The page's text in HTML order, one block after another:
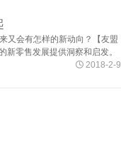
又会有怎样的新动向？【友盟
零售发展提供洞察和启发。
2018-2-9